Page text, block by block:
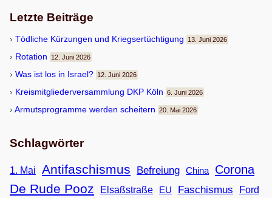
Letzte Beiträge
Töd­li­che Kür­zun­gen und Kriegsertüchtigung 13. Juni 2026
Rota­tion 12. Juni 2026
Was ist los in Israel? 12. Juni 2026
Kreis­mit­glie­der­ver­samm­lung DKP Köln 6. Juni 2026
Armuts­pro­gramme wer­den scheitern 20. Mai 2026
Schlagwörter
1. Mai Antifaschismus Befreiung China Corona
De Rude Pooz Elsaßstraße EU Faschismus
Ford